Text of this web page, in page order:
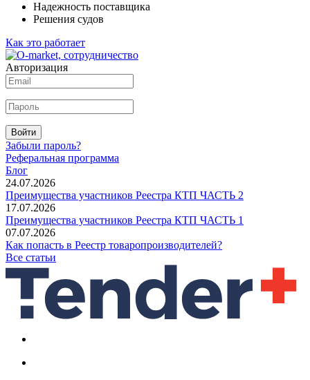
Надежность поставщика
Решения судов
Как это работает
Авторизация
Войти
Забыли пароль?
Реферальная программа
Блог
24.07.2026
Преимущества участников Реестра КТП ЧАСТЬ 2
17.07.2026
Преимущества участников Реестра КТП ЧАСТЬ 1
07.07.2026
Как попасть в Реестр товаропроизводителей?
Все статьи